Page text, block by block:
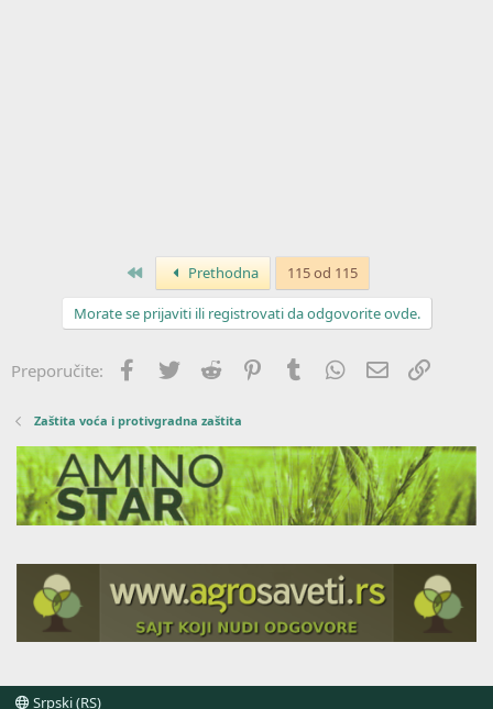
Prvo Prethodna 115 od 115
Morate se prijaviti ili registrovati da odgovorite ovde.
Preporučite: Facebook
Twitter Reddit PinterestTumblr WhatsApp
Imejl
Zaštita voća i protivgradna zaštita
Srpski (RS)